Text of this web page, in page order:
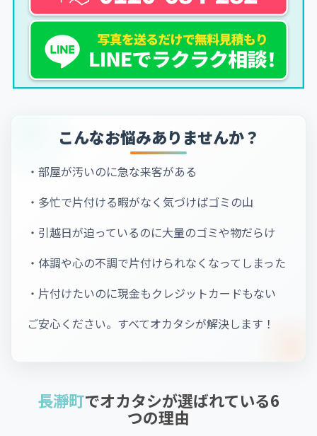
こんなお悩みありませんか？
・部屋が汚いのに急な来客がある
・多忙で片付ける暇がなく気づけばゴミの山
・引越日が迫っているのに大量のゴミや物だらけ
・体調や心の不調で片付けられなくなってしまった
・片付けたいのに現金もクレジットカードもない
ご安心ください。すべてオカタシが解決します！
長瀞町でオカタシが選ばれている6
つの理由